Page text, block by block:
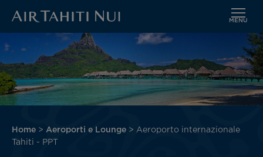
al
contenuto
principale
MENU
Briciole
di
Home Aeroporti e Lounge
Aeroporto internazionale
Tahiti - PPT